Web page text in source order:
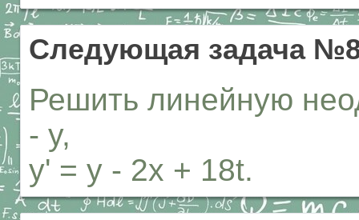
Следующая задача
Решить линейную
- y,
y' = y - 2x + 18t.